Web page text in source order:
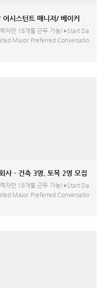
욕 ] 카페 - 매장 어시스턴트 매니저/ 베이커
자만 18개월 근무 가능) ▸Start Da
Major Preferred Conversatio
사 - 건축 3명. 토목 2명 모집
자만 18개월 근무 가능) ▸Start Da
Major Preferred Conversatio